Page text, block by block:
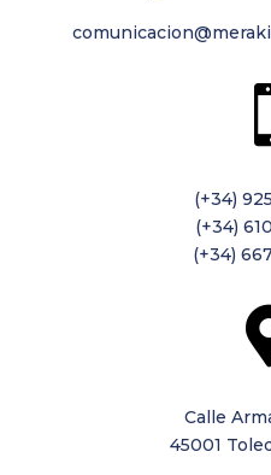
(+34)
(+34)
(+34)
Calle
45001